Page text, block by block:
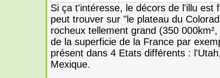
Si ça t'intéresse, le décors de l'illu est
peut trouver sur "le plateau du
rocheux tellement grand (350
de la superficie de la France par
présent dans 4 Etats différents :
Mexique.